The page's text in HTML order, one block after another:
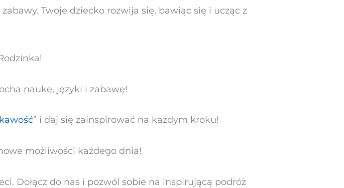
Twoje dziecko rozwija się, bawiąc się i ucząc z
naukę, języki i zabawę!
” i daj się zainspirować na każdym kroku!
możliwości każdego dnia!
Dołącz do nas i pozwól sobie na inspirującą podróż